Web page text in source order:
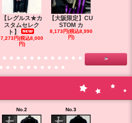
【レグルス★カ
スタムセレク
ト】
7,273円(税込8,000
円)
【大阪限定】CU
STOM カ
8,173円(税込8,990
円)
>
No.2 No.3